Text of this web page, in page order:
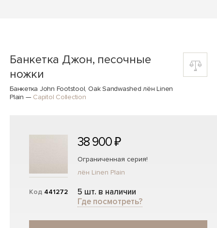
Банкетка Джон, песочные
ножки
Банкетка John Footstool, Oak Sandwashed лён Linen
Plain — Capitol Collection
Код 441272
38 900 ₽
Ограниченная серия!
лён Linen Plain
5 шт. в наличии
Где посмотреть?